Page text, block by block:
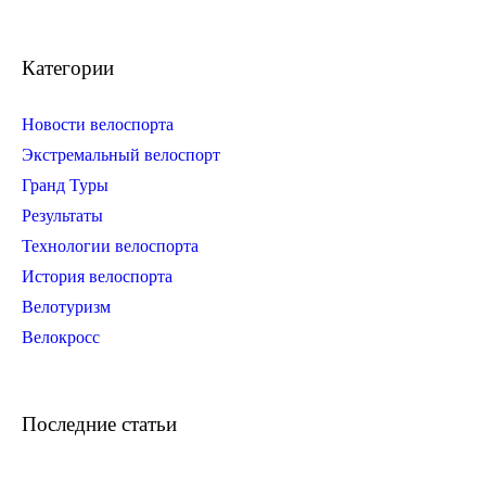
Категории
Новости велоспорта
Экстремальный велоспорт
Гранд Туры
Результаты
Технологии велоспорта
История велоспорта
Велотуризм
Велокросс
Последние статьи